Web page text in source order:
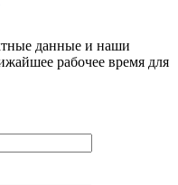
данные и наши
рабочее время для